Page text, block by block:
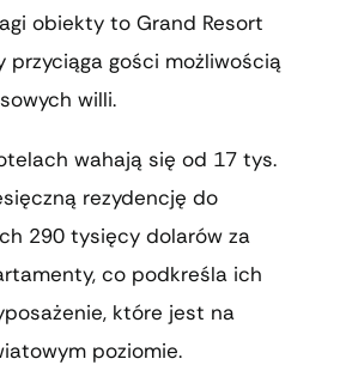
obiekty to Grand Resort
przyciąga gości możliwością
willi.
wahają się od 17 tys.
rezydencję do
290 tysięcy dolarów za
co podkreśla ich
które jest na
poziomie.